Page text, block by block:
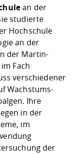
an der
studierte
Hochschule
an der
der Martin-
Fach
verschiedener
Wachstums-
Ihre
in der
im
der